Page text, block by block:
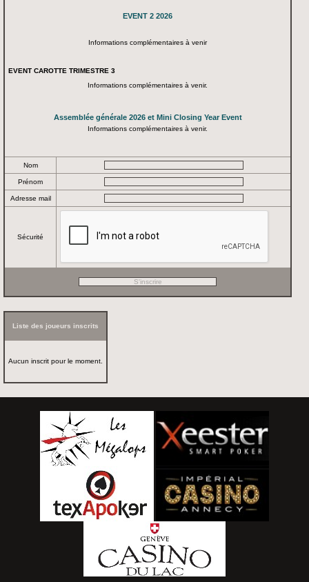
EVENT 2 2026
Informations complémentaires à venir
EVENT CAROTTE TRIMESTRE 3
Informations complémentaires à venir.
Assemblée générale 2026 et Mini Closing Year Event
Informations complémentaires à venir.
Nom
Prénom
Adresse mail
Sécurité
Liste des joueurs inscrits
Aucun inscrit pour le moment.